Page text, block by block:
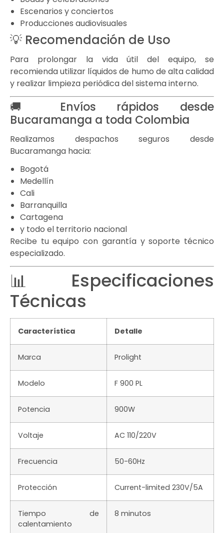
Escenarios y conciertos
Producciones audiovisuales
💡 Recomendación de Uso
Para prolongar la vida útil del equipo, se
recomienda utilizar líquidos de humo de alta calidad
y realizar limpieza periódica del sistema interno.
🚚 Envíos rápidos desde
Bucaramanga a toda Colombia
Realizamos despachos seguros desde
Bucaramanga hacia:
Bogotá
Medellín
Cali
Barranquilla
Cartagena
y todo el territorio nacional
Recibe tu equipo con garantía y soporte técnico
especializado.
📊 Especificaciones
Técnicas
Característica Detalle
Marca Prolight
Modelo F 900 PL
Potencia 900W
Voltaje AC 110/220V
Frecuencia 50-60Hz
Protección Current-limited 230V/5A
Tiempo de
calentamiento
8 minutos